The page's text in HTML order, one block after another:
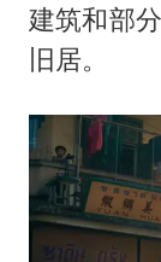
建筑和部
旧居。